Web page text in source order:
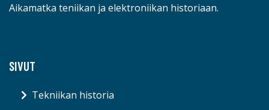
Aikamatka teniikan ja elektroniikan historiaan.
SIVUT
Tekniikan historia